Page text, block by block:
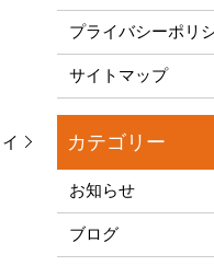
プライバシーポリ
サイトマップ
お知らせ
ブログ